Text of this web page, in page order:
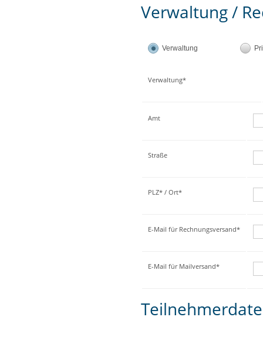
Verwaltung /
Verwaltung
Verwaltung*
Amt
Straße
PLZ* / Ort*
E-Mail für Rechnungsversand*
E-Mail für Mailversand*